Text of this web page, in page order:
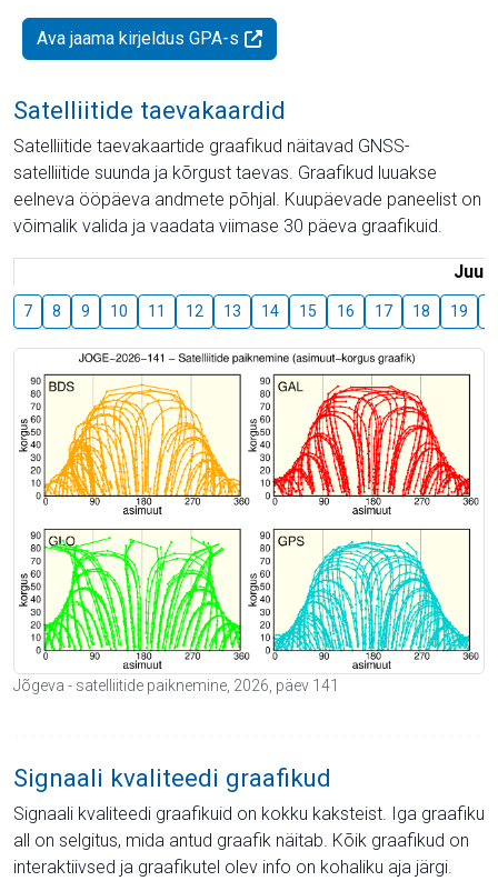
Ava jaama kirjeldus GPA-s
Satelliitide taevakaardid
Satelliitide taevakaartide graafikud näitavad GNSS-
satelliitide suunda ja kõrgust taevas. Graafikud luuakse
eelneva ööpäeva andmete põhjal. Kuupäevade paneelist on
võimalik valida ja vaadata viimase 30 päeva graafikuid.
Juuli
7 8 9 10 11 12 13 14 15 16 17 18 19
Jõgeva - satelliitide paiknemine, 2026, päev 141
Signaali kvaliteedi graafikud
Signaali kvaliteedi graafikuid on kokku kaksteist. Iga graafiku
all on selgitus, mida antud graafik näitab. Kõik graafikud on
interaktiivsed ja graafikutel olev info on kohaliku aja järgi.